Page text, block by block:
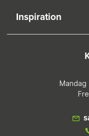
Inspiration
Mandag